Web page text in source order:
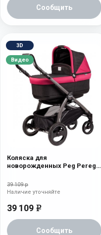
Сообщить
3D
Видео
Коляска для
новорожденных Peg Perego
Fleur
39 109 р
39 109 e
Сообщить
Наличие уточняйте